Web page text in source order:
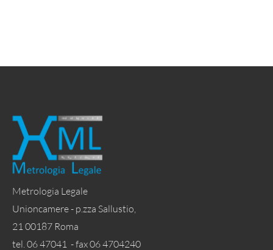
Metrologia Legale
Unioncamere - p.zza Sallustio,
21 00187 Roma
tel. 06 47041 - fax 06 4704240